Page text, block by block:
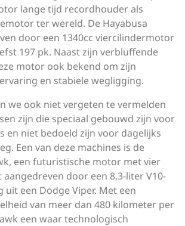
lange tijd recordhouder als
ter wereld. De Hayabusa
door een 1340cc viercilindermotor
197 pk. Naast zijn verbluffende
motor ook bekend om zijn
en stabiele wegligging.
we ook niet vergeten te vermelden
zijn die speciaal gebouwd zijn voor
en niet bedoeld zijn voor dagelijks
Een van deze machines is de
een futuristische motor met vier
door een 8,3-liter V10-
een Dodge Viper. Met een
van meer dan 480 kilometer per
een waar technologisch